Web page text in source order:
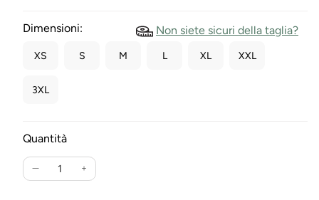
Dimensioni: Non siete sicuri della taglia?
XS S M L XL XXL
3XL
Quantità
Ridurre
Aumenta